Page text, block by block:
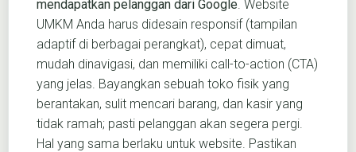
mendapatkan pelanggan dari Google. Website
UMKM Anda harus didesain responsif (tampilan
adaptif di berbagai perangkat), cepat dimuat,
mudah dinavigasi, dan memiliki call-to-action (CTA)
yang jelas. Bayangkan sebuah toko fisik yang
berantakan, sulit mencari barang, dan kasir yang
tidak ramah; pasti pelanggan akan segera pergi.
Hal yang sama berlaku untuk website. Pastikan